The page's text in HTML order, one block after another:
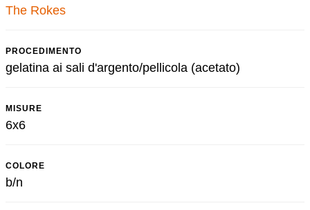
The Rokes
PROCEDIMENTO
gelatina ai sali d'argento/pellicola (acetato)
MISURE
6x6
COLORE
b/n